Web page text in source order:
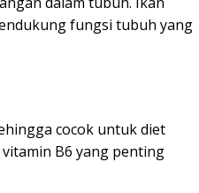
fungsi tubuh yang
cocok untuk diet
B6 yang penting